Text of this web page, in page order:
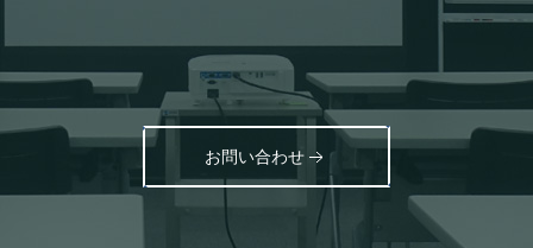
お問い合わせ